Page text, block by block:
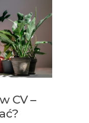
CV –